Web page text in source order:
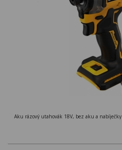
Aku rázový utahovák 18V, bez aku a nabíječky